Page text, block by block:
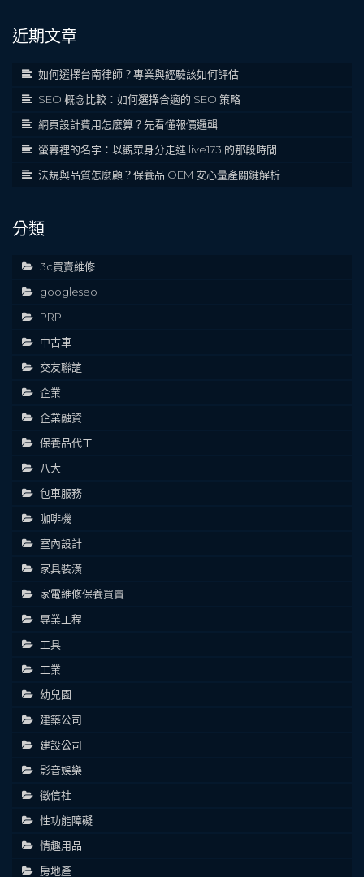
近期文章
如何選擇台南律師？專業與經驗該如何評估
SEO 概念比較：如何選擇合適的 SEO 策略
網頁設計費用怎麼算？先看懂報價邏輯
螢幕裡的名字：以觀眾身分走進 live173 的那段時間
法規與品質怎麼顧？保養品 OEM 安心量產關鍵解析
分類
3c買賣維修
googleseo
PRP
中古車
交友聯誼
企業
企業融資
保養品代工
八大
包車服務
咖啡機
室內設計
家具裝潢
家電維修保養買賣
專業工程
工具
工業
幼兒園
建築公司
建設公司
影音娛樂
徵信社
性功能障礙
情趣用品
房地產